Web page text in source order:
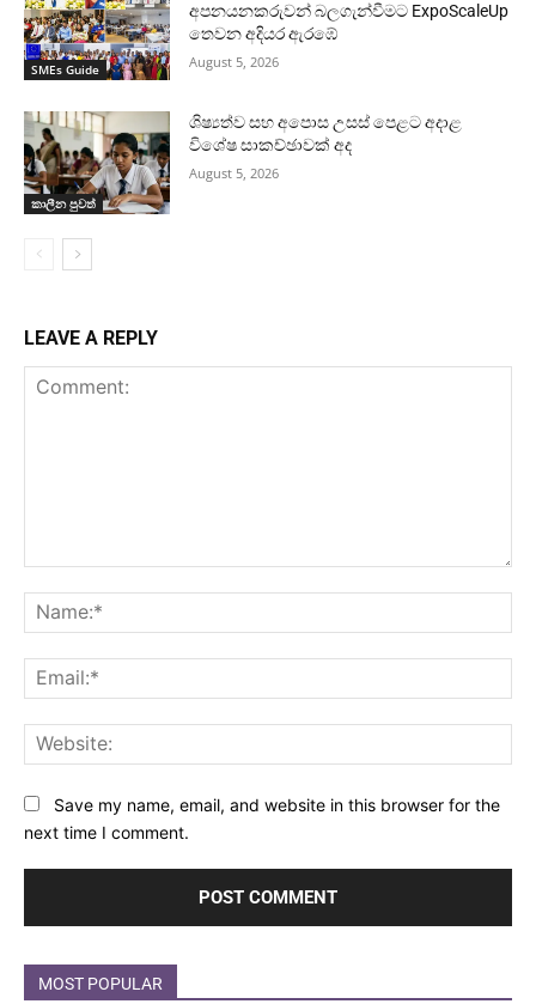
SMEs Guide
අපනයනකරුවන් බලගැන්වීමට ExpoScaleUp
තෙවන අදියර ඇරඹේ
August 5, 2026
කාලීන පුවත්
ශිෂ්‍යත්ව සහ අපොස උසස් පෙළට අදාළ
විශේෂ සාකච්ඡාවක් අද
August 5, 2026
LEAVE A REPLY
Save my name, email, and website in this browser for the
next time I comment.
MOST POPULAR